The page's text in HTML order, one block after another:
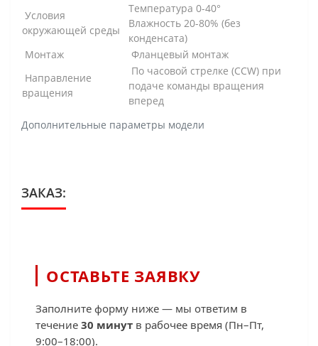
Дополнительные параметры модели
Условия
окружающей среды
Температура 0-40°
Влажность 20-80% (без
конденсата)
Монтаж
Фланцевый монтаж
Направление
вращения
По часовой стрелке (CCW) при
подаче команды вращения
вперед
ЗАКАЗ:
ОСТАВЬТЕ ЗАЯВКУ
Заполните форму ниже — мы ответим в
течение 30 минут в рабочее время (Пн–Пт,
9:00–18:00).